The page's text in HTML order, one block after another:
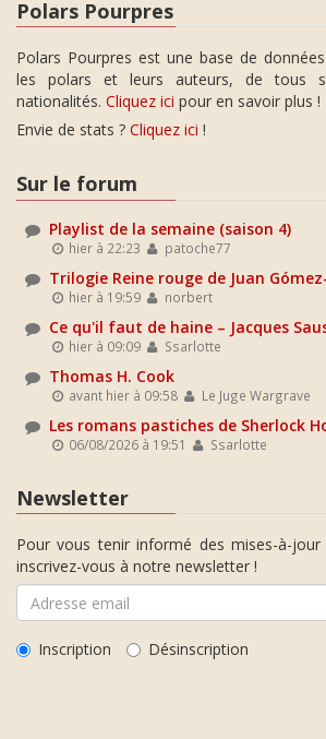
Polars Pourpres
Polars Pourpres est une base de
les polars et leurs auteurs, de tous
nationalités. Cliquez ici pour en savoir plus !
Envie de stats ? Cliquez ici !
Sur le forum
Playlist de la semaine (saison 4)
hier à 22:23 patoche77
Trilogie Reine rouge de Juan
hier à 19:59 norbert
Ce qu'il faut de haine – Jacques
hier à 09:09 Ssarlotte
Thomas H. Cook
avant hier à 09:58 Le Juge Wargrave
Les romans pastiches de Sherlock
06/08/2026 à 19:51 Ssarlotte
Newsletter
Pour vous tenir informé des mises-à-jour
inscrivez-vous à notre newsletter !
Inscription Désinscription